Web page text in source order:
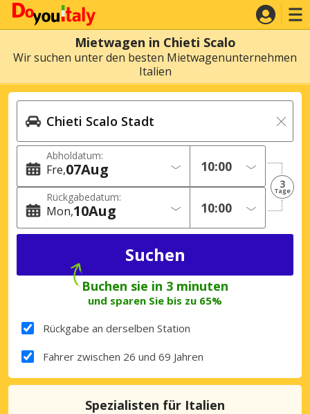
Mietwagen in Chieti Scalo
Wir suchen unter den besten Mietwagenunternehmen
Italien
Abholdatum:
Fre 07Aug
Rückgabedatum:
Mon 10Aug
3
Tage
Buchen sie in 3 minuten
und sparen Sie bis zu 65%
Rückgabe an derselben Station
Fahrer zwischen 26 und 69 Jahren
Spezialisten für Italien